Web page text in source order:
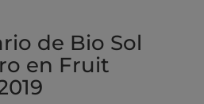
de Bio Sol
en Fruit